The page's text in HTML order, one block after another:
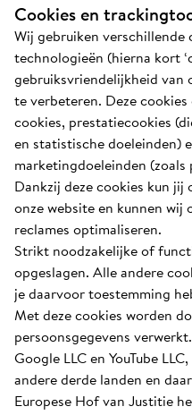
Cookies en
Wij gebruiken verschillende
technologieën (hierna kort
gebruiksvriendelijkheid van
te verbeteren. Deze
cookies, prestatiecookies
en statistische doeleinden)
marketingdoeleinden
Dankzij deze cookies kun
onze website en kunnen wij
reclames optimaliseren.
Strikt noodzakelijke of
opgeslagen. Alle andere
je daarvoor toestemming
Met deze cookies worden
persoonsgegevens
Google LLC en YouTube
andere derde landen en
Europese Hof van Justitie